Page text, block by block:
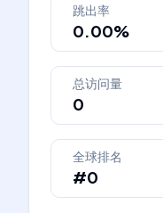
跳出率
0.00%
总访问量
0
全球排名
#0